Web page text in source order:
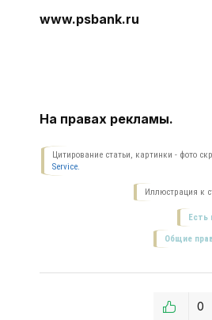
www.psbank.ru
На правах рекламы.
Цитирование статьи, картинки - фото
Service.
Иллюстрация к
Есть
Общие
0